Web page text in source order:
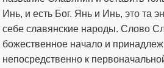
Инь, и есть Бог. Янь и Инь, это та
себе славянские народы. Слово
божественное начало и
непосредственно к